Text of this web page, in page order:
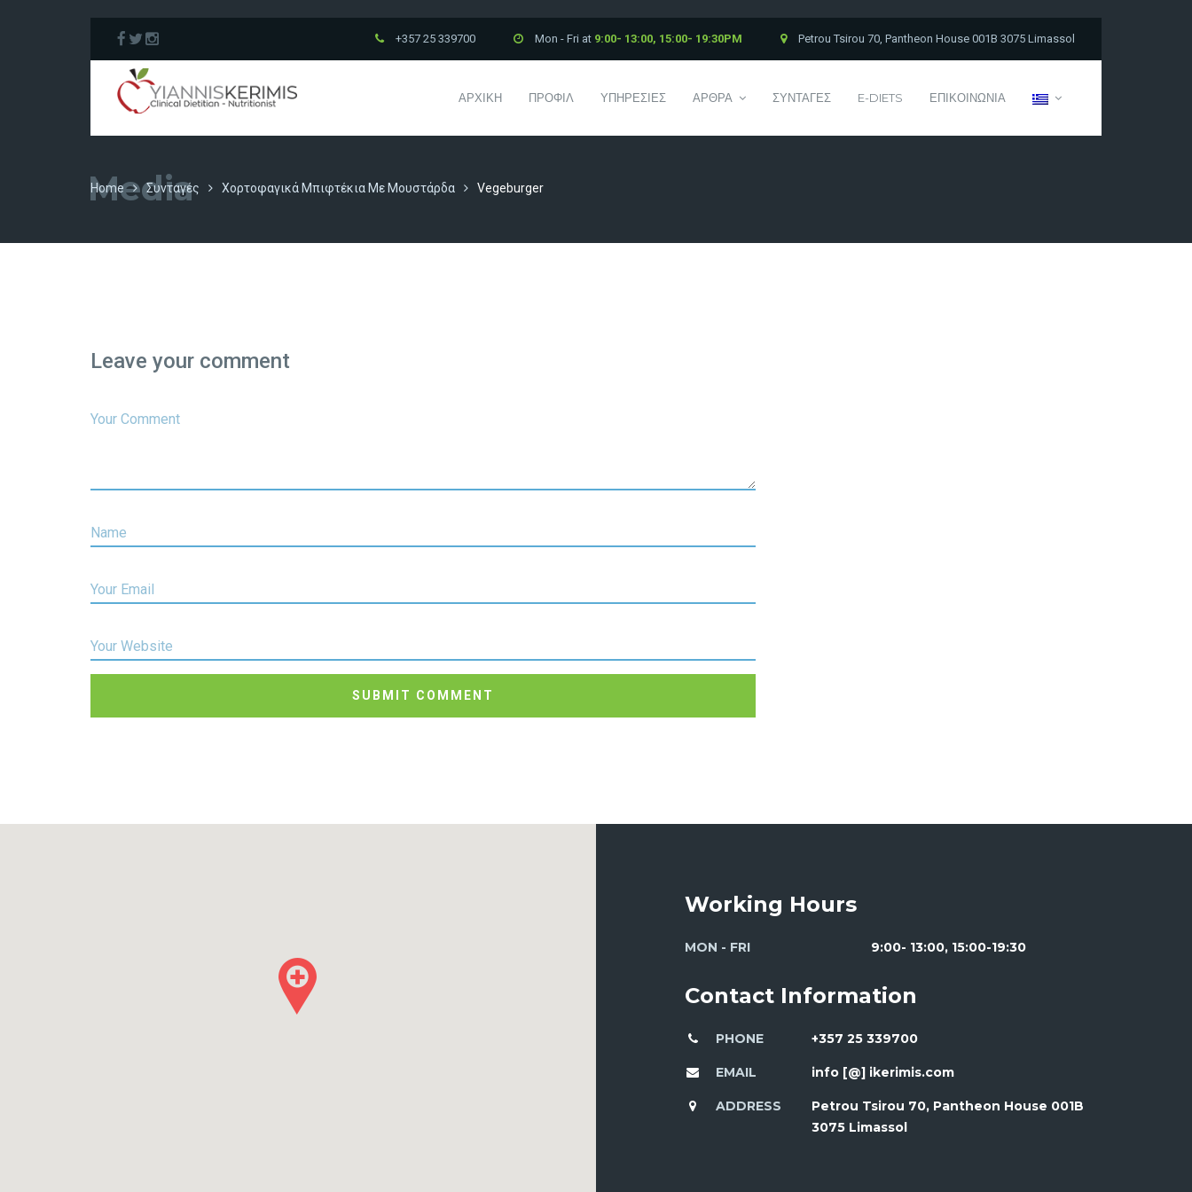
+357 25 339700 Mon - Fri at 9:00- 13:00, 15:00- 19:30PM Petrou Tsirou 70, Pantheon House 001B 3075 Limassol
ΑΡΧΙΚΗ ΠΡΟΦΙΛ ΥΠΗΡΕΣΙΕΣ ΑΡΘΡΑ ΣΥΝΤΑΓΕΣ E-DIETS ΕΠΙΚΟΙΝΩΝΙΑ
Media
Home Συνταγές Χορτοφαγικά Μπιφτέκια Με Μουστάρδα Vegeburger
Leave your comment
Your Comment
Name
Your Email
Your Website
SUBMIT COMMENT
Working Hours
MON - FRI 9:00- 13:00, 15:00-19:30
Contact Information
PHONE +357 25 339700
EMAIL info [@] ikerimis.com
ADDRESS
Petrou Tsirou 70, Pantheon House 001B
3075 Limassol